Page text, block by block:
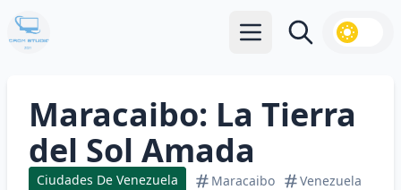
Abrir menú principal
Buscar
Maracaibo: La Tierra
del Sol Amada
Ciudades De Venezuela Maracaibo
Venezuela